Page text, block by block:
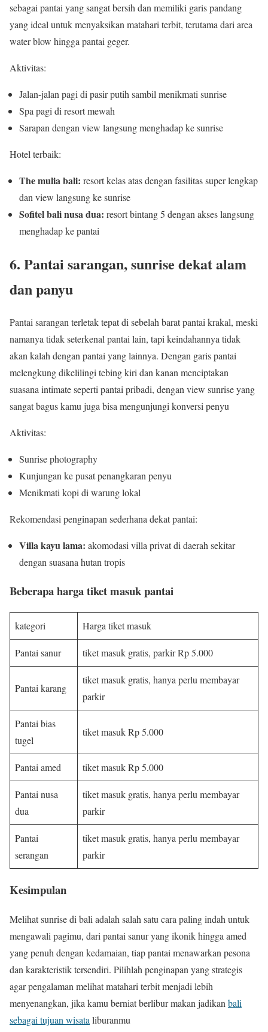
sebagai pantai yang sangat bersih dan memiliki garis pandang
yang ideal untuk menyaksikan matahari terbit, terutama dari area
water blow hingga pantai geger.
Aktivitas:
Jalan-jalan pagi di pasir putih sambil menikmati sunrise
Spa pagi di resort mewah
Sarapan dengan view langsung menghadap ke sunrise
Hotel terbaik:
The mulia bali: resort kelas atas dengan fasilitas super lengkap
dan view langsung ke sunrise
Sofitel bali nusa dua: resort bintang 5 dengan akses langsung
menghadap ke pantai
6. Pantai sarangan, sunrise dekat alam
dan panyu
Pantai sarangan terletak tepat di sebelah barat pantai krakal, meski
namanya tidak seterkenal pantai lain, tapi keindahannya tidak
akan kalah dengan pantai yang lainnya. Dengan garis pantai
melengkung dikelilingi tebing kiri dan kanan menciptakan
suasana intimate seperti pantai pribadi, dengan view sunrise yang
sangat bagus kamu juga bisa mengunjungi konversi penyu
Aktivitas:
Sunrise photography
Kunjungan ke pusat penangkaran penyu
Menikmati kopi di warung lokal
Rekomendasi penginapan sederhana dekat pantai:
Villa kayu lama: akomodasi villa privat di daerah sekitar
dengan suasana hutan tropis
Beberapa harga tiket masuk pantai
kategori Harga tiket masuk
Pantai sanur tiket masuk gratis, parkir Rp 5.000
Pantai karang
tiket masuk gratis, hanya perlu membayar
parkir
Pantai bias
tugel
tiket masuk Rp 5.000
Pantai amed tiket masuk Rp 5.000
Pantai nusa
dua
tiket masuk gratis, hanya perlu membayar
parkir
Pantai
serangan
tiket masuk gratis, hanya perlu membayar
parkir
Kesimpulan
Melihat sunrise di bali adalah salah satu cara paling indah untuk
mengawali pagimu, dari pantai sanur yang ikonik hingga amed
yang penuh dengan kedamaian, tiap pantai menawarkan pesona
dan karakteristik tersendiri. Pilihlah penginapan yang strategis
agar pengalaman melihat matahari terbit menjadi lebih
menyenangkan, jika kamu berniat berlibur makan jadikan bali
sebagai tujuan wisata liburanmu